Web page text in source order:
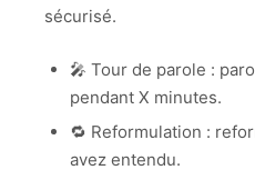
sécurisé.
🎤 Tour de parole :
pendant X minutes.
🔁 Reformulation :
avez entendu.